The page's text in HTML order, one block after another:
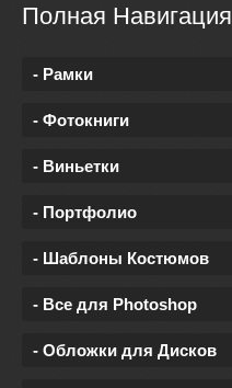
Полная Навигация
- Рамки
- Фотокниги
- Виньетки
- Портфолио
- Шаблоны Костюмов
- Все для Photoshop
- Обложки для Дисков